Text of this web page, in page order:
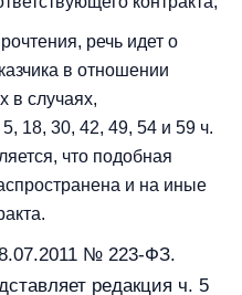
речь идет о
в отношении
в случаях,
18, 30, 42, 49, 54 и 59 ч.
что подобная
и на иные
№ 223-ФЗ.
редакция ч. 5